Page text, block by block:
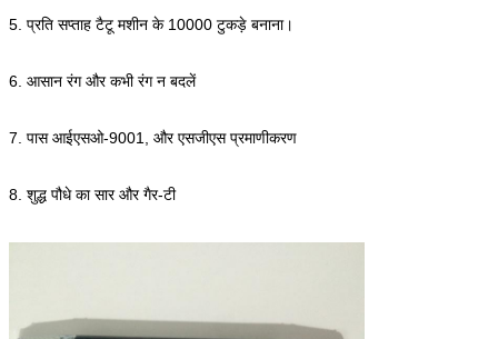
5. प्रति सप्ताह टैटू मशीन के 10000 टुकड़े बनाना।
6. आसान रंग और कभी रंग न बदलें
7. पास आईएसओ-9001, और एसजीएस प्रमाणीकरण
8. शुद्ध पौधे का सार और गैर-टी